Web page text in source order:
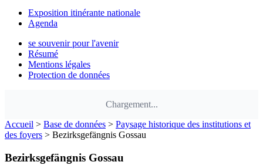
Exposition itinérante nationale
Agenda
se souvenir pour l'avenir
Résumé
Mentions légales
Protection de données
Chargement...
Accueil > Base de données > Paysage historique des institutions et
des foyers > Bezirksgefängnis Gossau
Bezirksgefängnis Gossau